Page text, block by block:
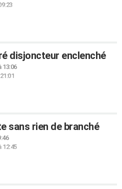
disjoncteur enclenché
13:06
sans rien de branché
12:45